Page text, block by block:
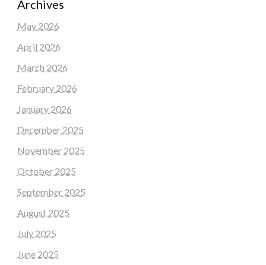
Archives
May 2026
April 2026
March 2026
February 2026
January 2026
December 2025
November 2025
October 2025
September 2025
August 2025
July 2025
June 2025